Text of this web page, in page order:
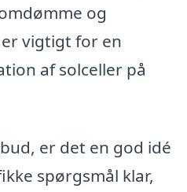
og
vigtigt for en
af solceller på
er det en god idé
spørgsmål klar,